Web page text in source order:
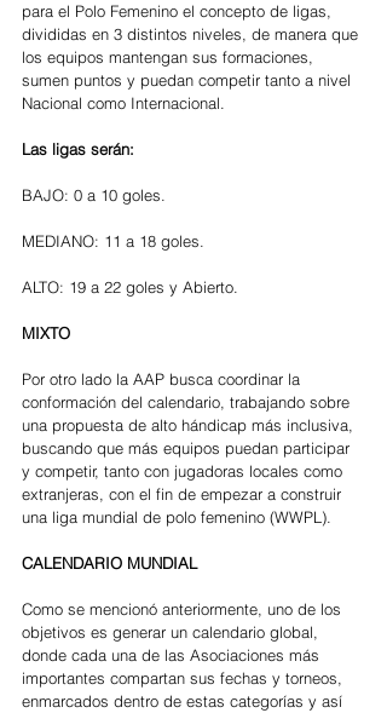
para el Polo Femenino el concepto de ligas,
divididas en 3 distintos niveles, de manera que
los equipos mantengan sus formaciones,
sumen puntos y puedan competir tanto a nivel
Nacional como Internacional.
Las ligas serán:
BAJO: 0 a 10 goles.
MEDIANO: 11 a 18 goles.
ALTO: 19 a 22 goles y Abierto.
MIXTO
Por otro lado la AAP busca coordinar la
conformación del calendario, trabajando sobre
una propuesta de alto hándicap más inclusiva,
buscando que más equipos puedan participar
y competir, tanto con jugadoras locales como
extranjeras, con el fin de empezar a construir
una liga mundial de polo femenino (WWPL).
CALENDARIO MUNDIAL
Como se mencionó anteriormente, uno de los
objetivos es generar un calendario global,
donde cada una de las Asociaciones más
importantes compartan sus fechas y torneos,
enmarcados dentro de estas categorías y así